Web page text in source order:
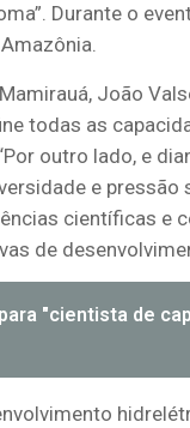
Durante o
João
todas as
outro lado, e
e
científicas e
de
para "cientista de